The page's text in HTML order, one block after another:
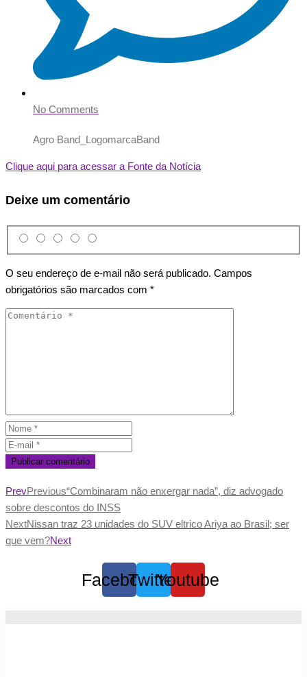
No Comments
Agro Band_LogomarcaBand
Clique aqui para acessar a Fonte da Notícia
Deixe um comentário
O seu endereço de e-mail não será publicado. Campos
obrigatórios são marcados com *
PrevPrevious“Combinaram não enxergar nada”, diz advogado
sobre descontos do INSS
NextNissan traz 23 unidades do SUV eltrico Ariya ao Brasil; ser
que vem?Next
Facebook
TwitterYoutube